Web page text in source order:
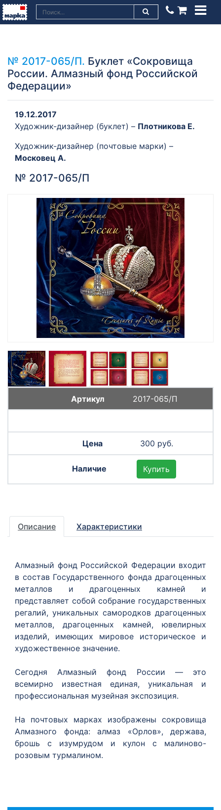
№ 2017-065/П. Буклет «Сокровища
России. Алмазный фонд Российской
Федерации»
19.12.2017
Художник-дизайнер (буклет) – Плотникова Е.
Художник-дизайнер (почтовые марки) –
Московец А.
№ 2017-065/П
2017-065/П
300 руб.
Купить
Описание Характеристики
Алмазный фонд Российской Федерации входит
в состав Государственного фонда драгоценных
металлов и драгоценных камней и
представляет собой собрание государственных
регалий, уникальных самородков драгоценных
металлов, драгоценных камней, ювелирных
изделий, имеющих мировое историческое и
художественное значение.
Сегодня Алмазный фонд России — это
всемирно известная единая, уникальная и
профессиональная музейная экспозиция.
На почтовых марках изображены сокровища
Алмазного фонда: алмаз «Орлов», держава,
брошь с изумрудом и кулон с малиново-
розовым турмалином.